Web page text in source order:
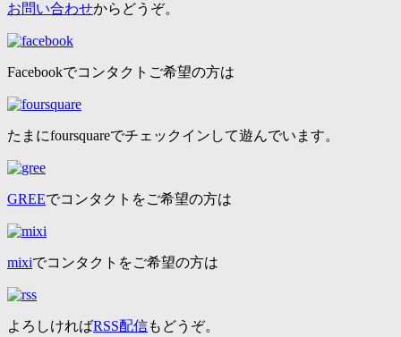
お問い合わせからどうぞ。
Facebookでコンタクトご希望の方は
たまにfoursquareでチェックインして遊んでいます。
GREEでコンタクトをご希望の方は
mixiでコンタクトをご希望の方は
よろしければRSS配信もどうぞ。